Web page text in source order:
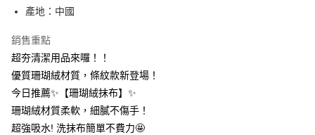
AFTEE先享後付
【關於「AFTEE先享後付」】
AFTEE先享後付是「在收到商品之後才付款」的支付方式。 讓您購物簡單
便利好安心！
１．簡單：不需註冊會員、不需綁卡、不需儲值。
２．便利：只要手機號碼，簡訊認證，即可結帳。
【「AFTEE先享後付」結帳流程】
全家取貨付款
每筆NT$60，滿NT$399(含以上)免運費
產地：中國
銷售重點
超夯清潔用品來囉！！
優質珊瑚絨材質，條紋款新登場！
今日推薦✨【珊瑚絨抹布】✨
珊瑚絨材質柔軟，細膩不傷手！
超強吸水! 洗抹布簡單不費力🤩